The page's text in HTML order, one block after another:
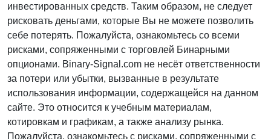
инвестированных средств. Таким образом, не следует
рисковать деньгами, которые Вы не можете позволить
себе потерять. Пожалуйста, ознакомьтесь со всеми
рисками, сопряженными с торговлей Бинарными
опционами. Binary-Signal.com не несёт ответственности
за потери или убытки, вызванные в результате
использования информации, содержащейся на данном
сайте. Это относится к учебным материалам,
котировкам и графикам, а также анализу рынка.
Пожалуйста, ознакомьтесь с рисками, сопряженными с